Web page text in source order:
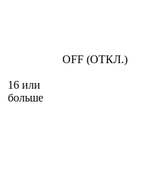
OFF (ОТКЛ.)
16 или
больше